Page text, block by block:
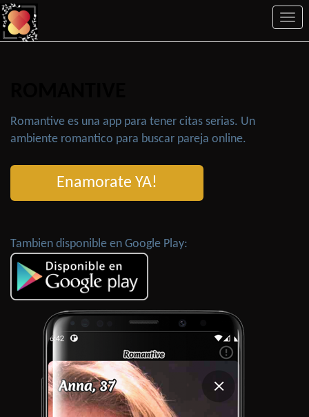
Romantive es una app para tener citas serias. Un
ambiente romantico para buscar pareja online.
Enamorate YA!
Tambien disponible en Google Play: